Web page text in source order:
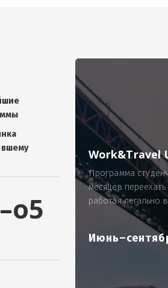
Проблема: Россия, город Ярославль,
ИП Зайнулин Р.К. не выплатил